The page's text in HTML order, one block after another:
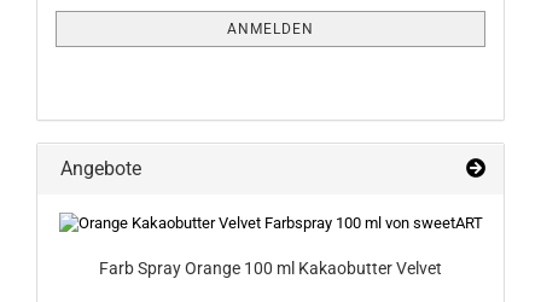
ANMELDEN
Angebote
Farb Spray Orange 100 ml Kakaobutter Velvet